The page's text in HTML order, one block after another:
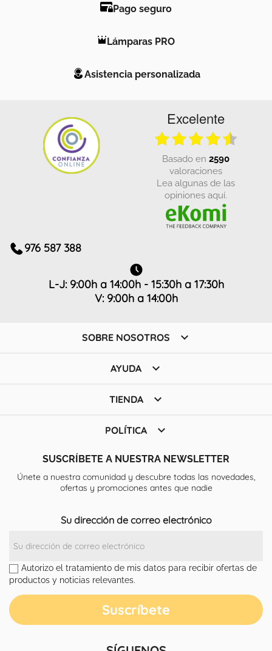
Pago seguro
Lámparas PRO
Asistencia personalizada
Excelente
basado en 2590
valoraciones
Lea algunas de las
opiniones aquí.
976 587 388
L-J: 9:00h a 14:00h - 15:30h a 17:30h
V: 9:00h a 14:00h
SOBRE NOSOTROS 
AYUDA 
TIENDA 
POLÍTICA 
SUSCRÍBETE A NUESTRA NEWSLETTER
Únete a nuestra comunidad y descubre todas las novedades,
ofertas y promociones antes que nadie
Su dirección de correo electrónico
Autorizo el tratamiento de mis datos para recibir ofertas de
productos y noticias relevantes.